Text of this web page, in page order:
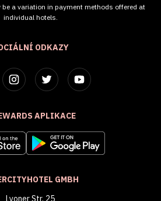
ODKAZY
APLIKACE
GMBH
Lyoner Str. 25
be a variation in payment methods offered at
individual hotels.